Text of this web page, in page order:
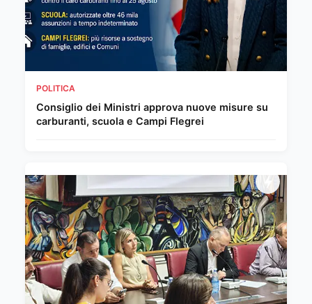
POLITICA
Consiglio dei Ministri approva nuove misure su
carburanti, scuola e Campi Flegrei